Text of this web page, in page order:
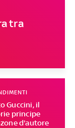
tra
Guccini, il
principe
d'autore